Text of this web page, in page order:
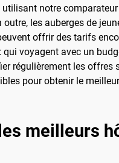
notre
les auberges de
offrir des tarifs
voyagent avec un
régulièrement les offres
pour obtenir le
meilleurs